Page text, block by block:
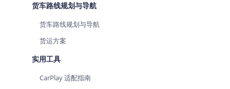
货车路线规划与导航
货车路线规划与导航
货运方案
实用工具
CarPlay 适配指南